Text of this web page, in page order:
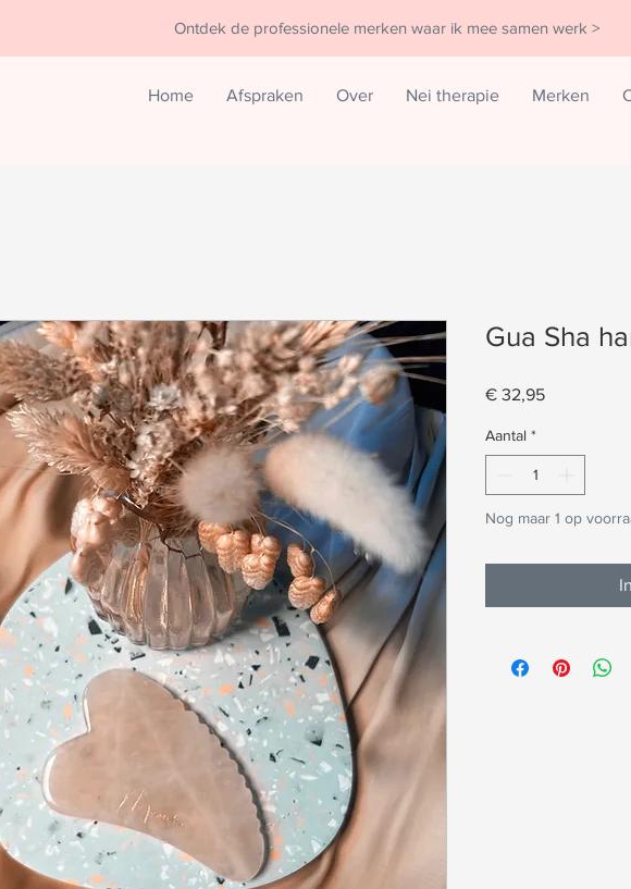
Ontdek de professionele merken waar ik mee samen werk >
Home Afspraken Over Nei therapie Merken
Gua Sha
€ 32,95Prijs
Aantal *
Nog maar 1 op